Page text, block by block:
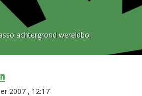
achtergrond wereldbol
2007 , 12:17